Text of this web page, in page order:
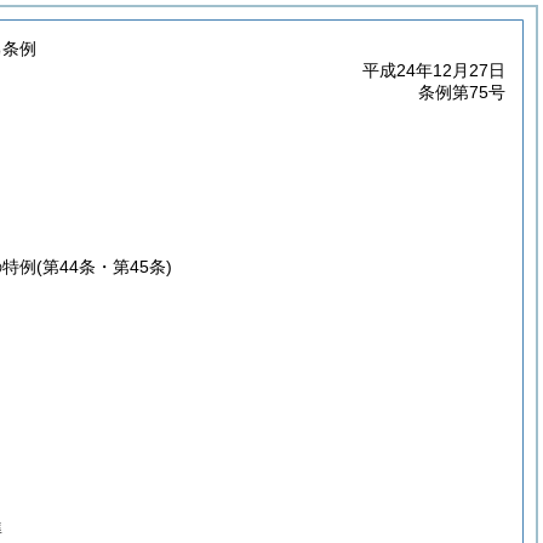
例
平成24年12月27日
条例第75号
例(第44条・第45条)